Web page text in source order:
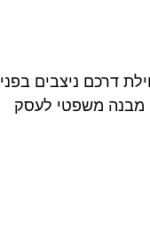
דרכם ניצבים בפני
מבנה משפטי לעסק